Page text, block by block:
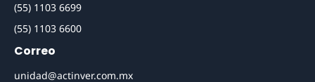
(55) 1103 6699
(55) 1103 6600
Correo
unidad@actinver.com.mx